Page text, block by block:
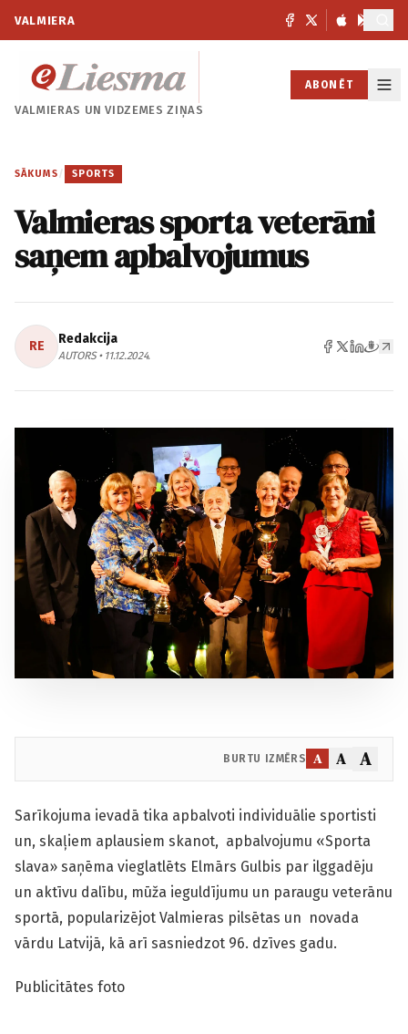
VALMIERA
VALMIERAS UNVIDZEMES ZIŅAS
ABONĒT
SĀKUMS / SPORTS
Valmieras sporta veterāni
saņem apbalvojumus
RE Redakcija
AUTORS • 11.12.2024.
BURTU IZMĒRS A A A
Sarīkojuma ievadā tika apbalvoti individuālie sportisti
un, skaļiem aplausiem skanot, apbalvojumu «Sporta
slava» saņēma vieglatlēts Elmārs Gulbis par ilg­gadēju
un aktīvu dalību, mūža ieguldījumu un paraugu veterānu
sportā, popularizējot Valmieras pilsētas un novada
vārdu Latvijā, kā arī sasniedzot 96. dzīves gadu.
Publicitātes foto